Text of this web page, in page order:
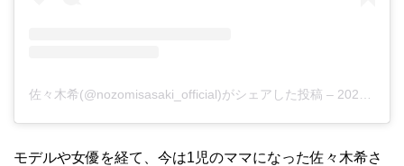
佐々木希(@nozomisasaki_official)がシェアした投稿 – 2020年 5月月19日午後7時55分PDT
モデルや女優を経て、今は1児のママになった佐々木希さ